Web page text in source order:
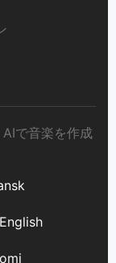
で音楽を作成
English